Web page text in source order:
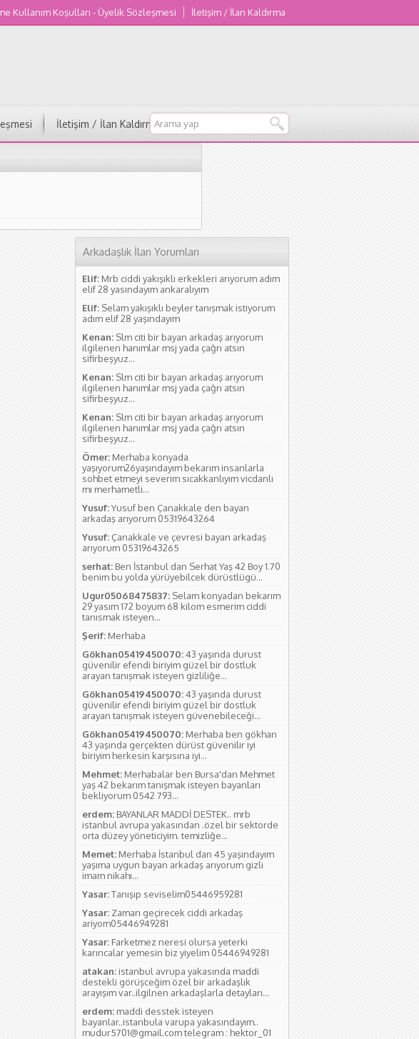
Kullanım Koşulları - Üyelik Sözleşmesi İletişim / İlan Kaldırma
İletişim / İlan Kaldırma
Arkadaşlık İlan Yorumları
Elif: Mrb ciddi yakışıklı erkekleri arıyorum adım
elif 28 yasındayım ankaralıyım
Elif: Selam yakışıklı beyler tanışmak istiyorum
adım elif 28 yaşındayım
Kenan: Slm citi bir bayan arkadaş arıyorum
ilgilenen hanımlar msj yada çağrı atsın
sifirbeşyuz...
Kenan: Slm citi bir bayan arkadaş arıyorum
ilgilenen hanımlar msj yada çağrı atsın
sifirbeşyuz...
Kenan: Slm citi bir bayan arkadaş arıyorum
ilgilenen hanımlar msj yada çağrı atsın
sifirbeşyuz...
Ömer: Merhaba konyada
yaşıyorum26yaşındayım bekarım insanlarla
sohbet etmeyi severim sıcakkanlıyım vicdanlı
mı merhametli...
Yusuf:Yusuf ben Çanakkale den bayan
arkadaş arıyorum 05319643264
Yusuf: Çanakkale ve çevresi bayan arkadaş
arıyorum 05319643265
serhat: Ben İstanbul dan Serhat Yaş 42 Boy 1.70
benim bu yolda yürüyebilcek dürüstlügü...
Ugur05068475837: Selam konyadan bekarım
29 yasım 172 boyum 68 kilom esmerim ciddi
tanısmak isteyen...
Şerif: Merhaba
Gökhan05419450070:43 yaşında durust
güvenilir efendi biriyim güzel bir dostluk
arayan tanışmak isteyen gizliliğe...
Gökhan05419450070:43 yaşında durust
güvenilir efendi biriyim güzel bir dostluk
arayan tanışmak isteyen güvenebileceği...
Gökhan05419450070: Merhaba ben gökhan
43 yaşında gerçekten dürüst güvenilir iyi
biriyim herkesin karşısına iyi...
Mehmet: Merhabalar ben Bursa'dan Mehmet
yaş 42 bekarım tanışmak isteyen bayanları
bekliyorum 0542 793...
erdem: BAYANLAR MADDİ DESTEK.. mrb
istanbul avrupa yakasından .özel bir sektorde
orta düzey yöneticiyim. temizliğe...
Memet: Merhaba İstanbul dan 45 yaşındayım
yaşıma uygun bayan arkadaş arıyorum gizli
imam nikahı...
Yasar:Tanışıp seviselim05446959281
Yasar: Zaman geçirecek ciddi arkadaş
ariyom05446949281
Yasar: Farketmez neresi olursa yeterki
karıncalar yemesin biz yiyelim 05446949281
atakan: istanbul avrupa yakasında maddi
destekli görüşceğim özel bir arkadaşlık
arayışım var..ilgilnen arkadaşlarla detayları...
erdem: maddi desstek isteyen
bayanlar..istanbula varupa yakasındayım..
mudur5701@gmail.com telegram : hektor_01